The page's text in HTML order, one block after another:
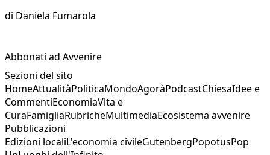
di Daniela Fumarola
Abbonati ad Avvenire
Sezioni del sito
HomeAttualitàPoliticaMondoAgoràPodcastChiesaIdee e
CommentiEconomiaVita e
CuraFamigliaRubricheMultimediaEcosistema avvenire
Pubblicazioni
Edizioni localiL'economia civileGutenbergPopotusPop